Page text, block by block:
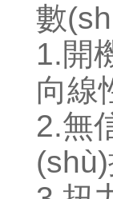
數
1.開
向線
2.無